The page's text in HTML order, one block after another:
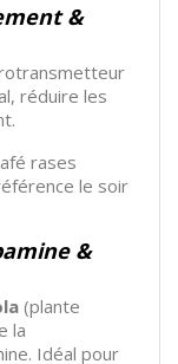
&
réduire les
rases
le soir
&
(plante
la
Idéal pour